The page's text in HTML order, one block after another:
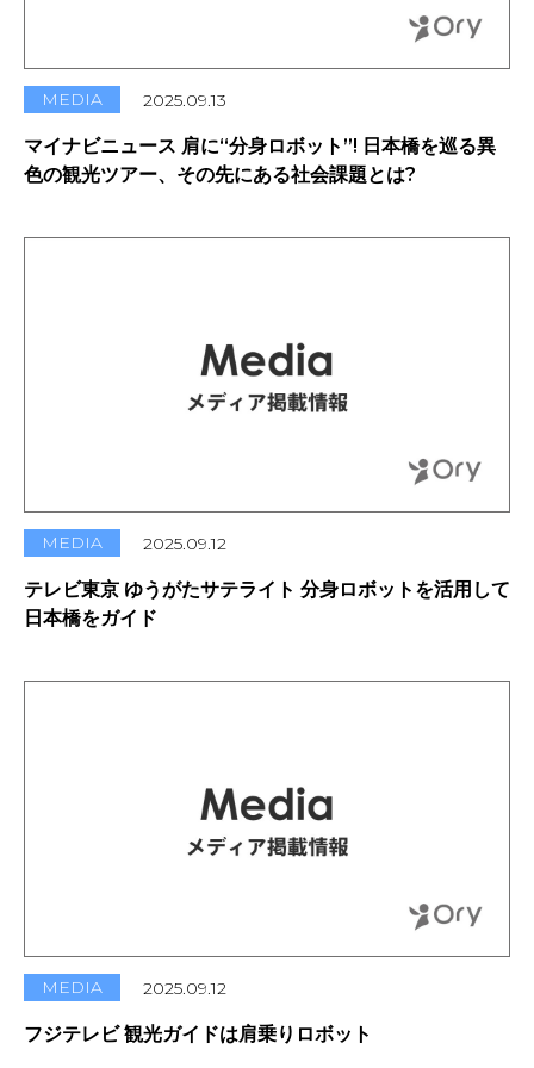
MEDIA 2025.09.13
マイナビニュース 肩に“分身ロボット”! 日本橋を巡る異
色の観光ツアー、その先にある社会課題とは?
MEDIA 2025.09.12
テレビ東京 ゆうがたサテライト 分身ロボットを活用して
日本橋をガイド
MEDIA 2025.09.12
フジテレビ 観光ガイドは肩乗りロボット